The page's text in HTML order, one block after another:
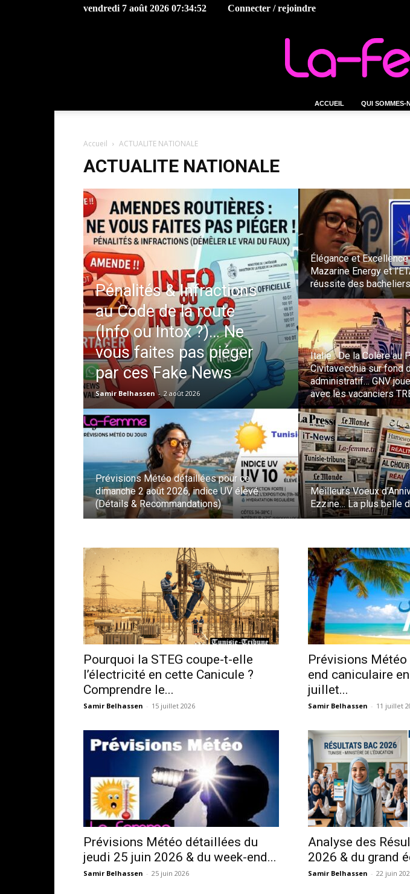
vendredi 7 août 2026 07:34:52 Connecter / rejoindre
ACCUEIL QUI SOMMES-
Accueil ACTUALITE NATIONALE
ACTUALITE NATIONALE
Pénalités & Infractions
au Code de la route
(Info ou Intox ?)… Ne
vous faites pas piéger
par ces Fake News
Samir Belhassen - 2 août 2026
Prévisions Météo détaillées pour ce
dimanche 2 août 2026, indice UV élevé
(Détails & Recommandations)
Élégance et Excellence
Mazarine Energy et
réussite des
Italie : De la Colère au
Civitavecchia sur fond
administratif… GNV
avec les vacanciers
Meilleurs Voeux
Ezzine… La plus belle
Pourquoi la STEG coupe-t-elle
l’électricité en cette Canicule ?
Comprendre le...
Samir Belhassen - 15 juillet 2026
Prévisions Météo
end caniculaire
juillet...
Samir Belhassen - 11 juillet
Prévisions Météo détaillées du
jeudi 25 juin 2026 & du week-end...
Samir Belhassen - 25 juin 2026
Analyse des
2026 & du grand
Samir Belhassen - 22 juin